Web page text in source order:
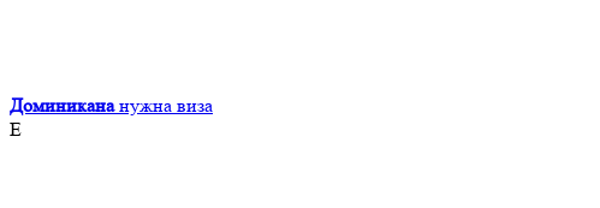
Доминикана нужна виза
Е